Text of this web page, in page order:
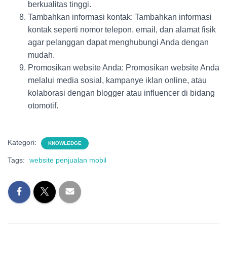
berkualitas tinggi.
Tambahkan informasi kontak: Tambahkan informasi
kontak seperti nomor telepon, email, dan alamat fisik
agar pelanggan dapat menghubungi Anda dengan
mudah.
Promosikan website Anda: Promosikan website Anda
melalui media sosial, kampanye iklan online, atau
kolaborasi dengan blogger atau influencer di bidang
otomotif.
Kategori: KNOWLEDGE
Tags: website penjualan mobil